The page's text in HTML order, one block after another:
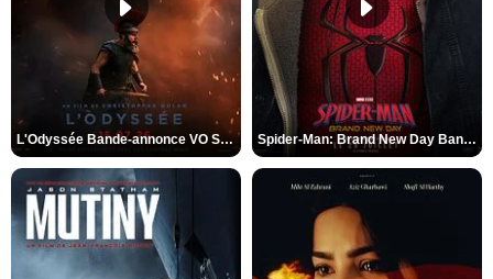
L'Odyssée Bande-annonce VO STFR Spider-Man: Brand New Day Bande-annonce VO STFR